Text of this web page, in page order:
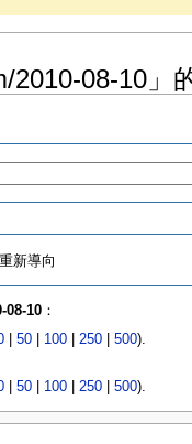
2010-08-10」
重新導向
08-10：
| 50| 100| 250| 500).
| 50| 100| 250| 500).